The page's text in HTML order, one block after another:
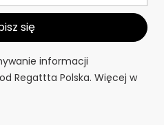
informacji
Regattta Polska. Więcej w